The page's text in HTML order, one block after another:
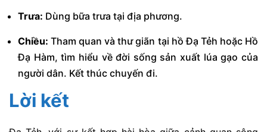
Trưa: Dùng bữa trưa tại địa phương.
Chiều: Tham quan và thư giãn tại hồ Đạ Tẻh hoặc Hồ
Đạ Hàm, tìm hiểu về đời sống sản xuất lúa gạo của
người dân. Kết thúc chuyến đi.
Lời kết